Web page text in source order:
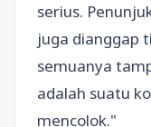
serius.
juga dianggap
semuanya
adalah suatu
mencolok."